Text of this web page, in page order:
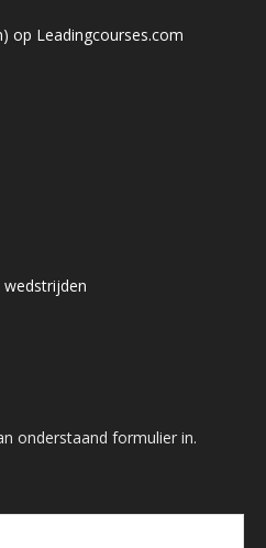
op Leadingcourses.com
onderstaand formulier in.